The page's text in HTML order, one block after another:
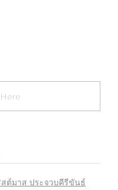
ต์มาส ประจวบคีรีขันธ์